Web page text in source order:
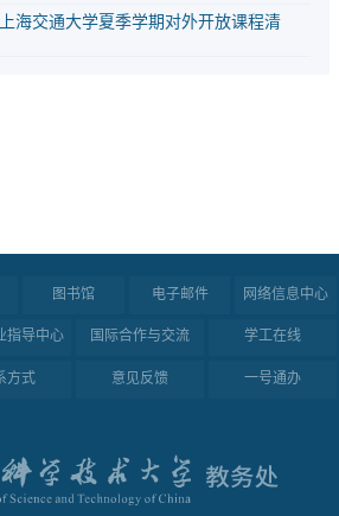
海交通大学夏季学期对外开放课程清
图书馆 电子邮件 网络信息中心
指导中心 国际合作与交流 学工在线
方式 意见反馈 一号通办